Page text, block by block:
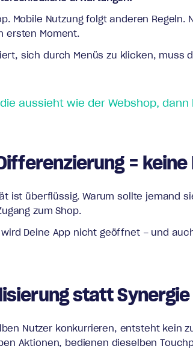
Mobile Nutzung folgt anderen
ersten Moment.
sich durch Menüs zu klicken,
aussieht wie der Webshop,
= keine
ist überflüssig. Warum sollte jemand
zum Shop.
Deine App nicht geöffnet – und
statt Synergie
Nutzer konkurrieren, entsteht kein
Aktionen, bedienen dieselben